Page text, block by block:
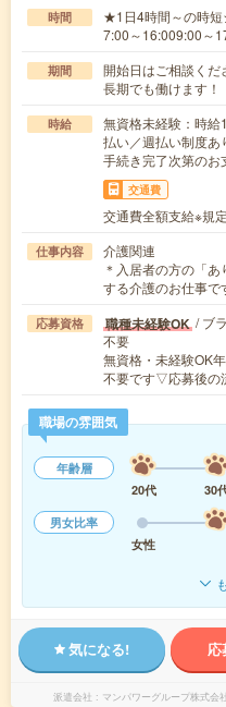
時間
★1日4時間～の時短
7:00～16:009:00～
期間
開始日はご相談く
長期でも働けます！
時給
無資格未経験：時
払い／週払い制度あ
手続き完了次第のお
交通費
交通費全額支給※規
仕事内容
介護関連
＊入居者の方の「
する介護のお仕事
応募資格 職種未経験OK / ブ
不要
無資格・未経験OK
不要です▽応募後の
職場の雰囲気
年齢層
20代
30
男女比率
女性
気になる! 応
派遣会社 マンパワーグループ株式